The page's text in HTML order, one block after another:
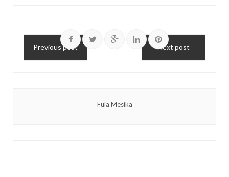
Previous post Next post
Fula Mesika